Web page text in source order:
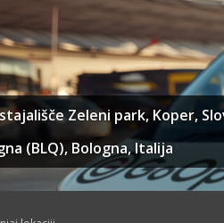
Zeleni park, Koper,
(BLQ), Bologna, Italija